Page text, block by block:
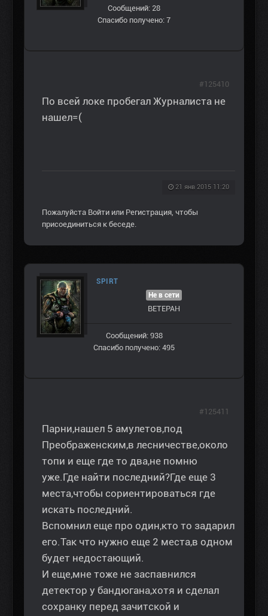
Сообщений: 28
Спасибо получено: 7
По всей локе пробегал Журналиста не
нашел=(
21 янв 2015 11:20
#125410
Пожалуйста Войти или Регистрация, чтобы
присоединиться к беседе.
SPIRT
Не в сети
ВЕТЕРАН
Сообщений: 938
Спасибо получено: 495
Парни,нашел 5 амулетов,под
Преображенским,в лесничестве,около
топи и еще где то два,не помню
уже.Где найти последний?Где еще 3
места,чтобы сориентироваться где
искать последний.
Вспомнил еще про один,кто то задарил
его.Так что нужно еще 2 места,в одном
будет недостающий.
И еще,мне тоже не заспавнился
детектор у бандюгана,хотя и сделал
сохранку перед зачитской и
#125411